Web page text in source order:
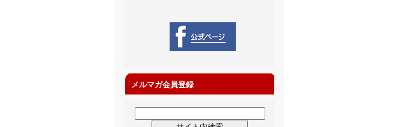
メルマガ会員登録